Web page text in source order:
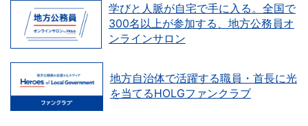
学びと人脈が自宅で手に入る。全国で
300名以上が参加する、地方公務員オ
ンラインサロン
地方自治体で活躍する職員・首長に光
を当てるHOLGファンクラブ